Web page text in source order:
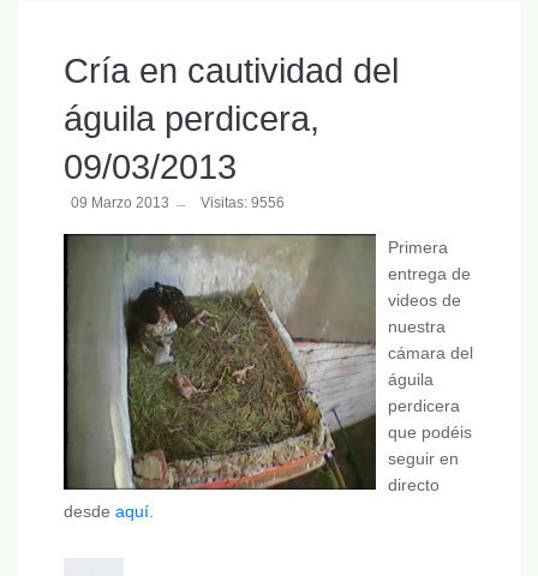
Cría en cautividad del
águila perdicera,
09/03/2013
09 Marzo 2013 Visitas: 9556
Primera
entrega de
videos de
nuestra
cámara del
águila
perdicera
que podéis
seguir en
directo
desde aquí.